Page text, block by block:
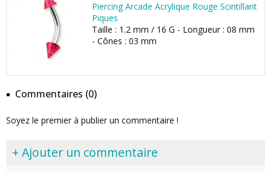
Piercing Arcade Acrylique Rouge Scintillant
Piques
Taille : 1.2 mm / 16 G - Longueur : 08 mm
- Cônes : 03 mm
Commentaires (0)
Soyez le premier à publier un commentaire !
+ Ajouter un commentaire